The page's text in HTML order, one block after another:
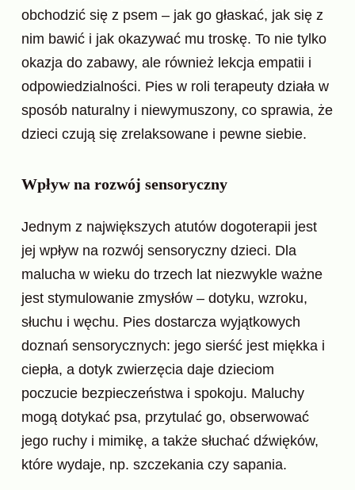
obchodzić się z psem – jak go głaskać, jak się z
nim bawić i jak okazywać mu troskę. To nie tylko
okazja do zabawy, ale również lekcja empatii i
odpowiedzialności. Pies w roli terapeuty działa w
sposób naturalny i niewymuszony, co sprawia, że
dzieci czują się zrelaksowane i pewne siebie.
Wpływ na rozwój sensoryczny
Jednym z największych atutów dogoterapii jest
jej wpływ na rozwój sensoryczny dzieci. Dla
malucha w wieku do trzech lat niezwykle ważne
jest stymulowanie zmysłów – dotyku, wzroku,
słuchu i węchu. Pies dostarcza wyjątkowych
doznań sensorycznych: jego sierść jest miękka i
ciepła, a dotyk zwierzęcia daje dzieciom
poczucie bezpieczeństwa i spokoju. Maluchy
mogą dotykać psa, przytulać go, obserwować
jego ruchy i mimikę, a także słuchać dźwięków,
które wydaje, np. szczekania czy sapania.